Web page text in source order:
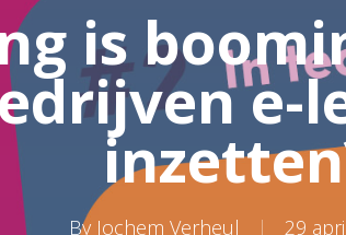
is
e-
By Jochem Verheul 29